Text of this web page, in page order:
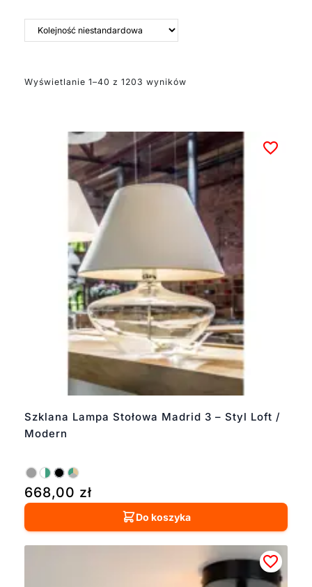
Wyświetlanie 1–40 z 1203 wyników
Szklana Lampa Stołowa Madrid 3 – Styl Loft /
Modern
668,00 zł
Do koszyka